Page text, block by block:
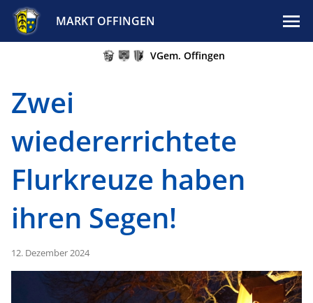
MARKT OFFINGEN
VGem. Offingen
Zwei
wiedererrichtete
Flurkreuze haben
ihren Segen!
12. Dezember 2024